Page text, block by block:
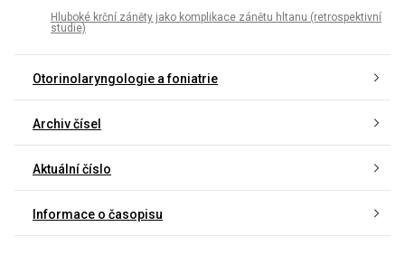
Hluboké krční záněty jako komplikace zánětu hltanu (retrospektivní
studie)
Otorinolaryngologie a foniatrie
Archiv čísel
Aktuální číslo
Informace o časopisu